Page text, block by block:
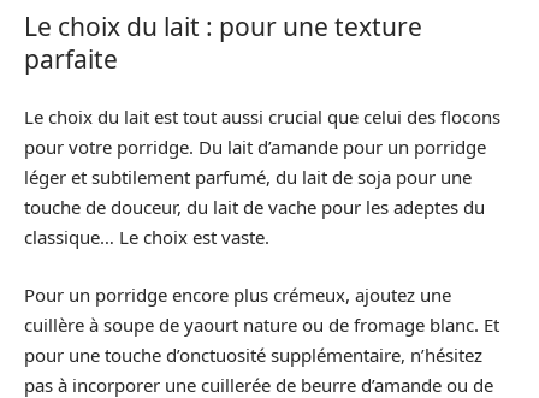
Le choix du lait : pour une texture
parfaite
Le choix du lait est tout aussi crucial que celui des flocons
pour votre porridge. Du lait d’amande pour un porridge
léger et subtilement parfumé, du lait de soja pour une
touche de douceur, du lait de vache pour les adeptes du
classique… Le choix est vaste.
Pour un porridge encore plus crémeux, ajoutez une
cuillère à soupe de yaourt nature ou de fromage blanc. Et
pour une touche d’onctuosité supplémentaire, n’hésitez
pas à incorporer une cuillerée de beurre d’amande ou de